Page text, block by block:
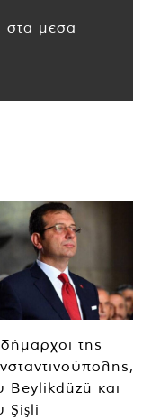
μέσα
της
Beylikdüzü και
Şişli